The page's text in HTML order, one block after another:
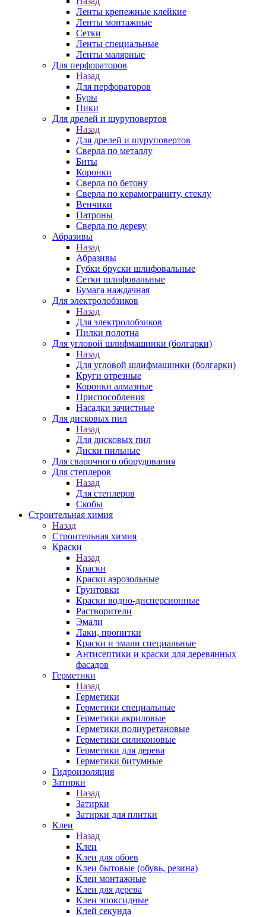
Ленты крепежные клейкие
Ленты монтажные
Сетки
Ленты специальные
Ленты малярные
Для перфораторов
Назад
Для перфораторов
Буры
Пики
Для дрелей и шуруповертов
Назад
Для дрелей и шуруповертов
Сверла по металлу
Биты
Коронки
Сверла по бетону
Сверла по керамограниту, стеклу
Венчики
Патроны
Сверла по дереву
Абразивы
Назад
Абразивы
Губки бруски шлифовальные
Сетки шлифовальные
Бумага наждачная
Для электролобзиков
Назад
Для электролобзиков
Пилки полотна
Для угловой шлифмашинки (болгарки)
Назад
Для угловой шлифмашинки (болгарки)
Круги отрезные
Коронки алмазные
Приспособления
Насадки зачистные
Для дисковых пил
Назад
Для дисковых пил
Диски пильные
Для сварочного оборудования
Для степлеров
Назад
Для степлеров
Скобы
Строительная химия
Назад
Строительная химия
Краски
Назад
Краски
Краски аэрозольные
Грунтовки
Краски водно-дисперсионные
Растворители
Эмали
Лаки, пропитки
Краски и эмали специальные
Антисептики и краски для деревянных
фасадов
Герметики
Назад
Герметики
Герметики специальные
Герметики акриловые
Герметики полиуретановые
Герметики силиконовые
Герметики для дерева
Герметики битумные
Гидроизоляция
Затирки
Назад
Затирки
Затирки для плитки
Клеи
Назад
Клеи
Клеи для обоев
Клеи бытовые (обувь, резина)
Клеи монтажные
Клеи для дерева
Клеи эпоксидные
Клей секунда